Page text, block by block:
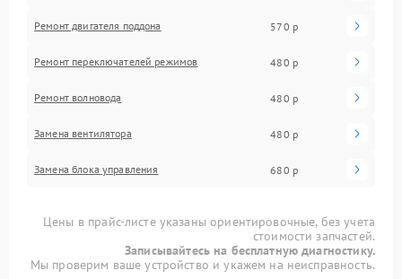
Ремонт двигателя поддона 570 р
Ремонт переключателей режимов 480 р
Ремонт волновода 480 р
Замена вентилятора 480 р
Замена блока управления 680 р
Цены в прайс-листе указаны ориентировочные, без учета
стоимости запчастей.
Записывайтесь на бесплатную диагностику.
Мы проверим ваше устройство и укажем на неисправность.